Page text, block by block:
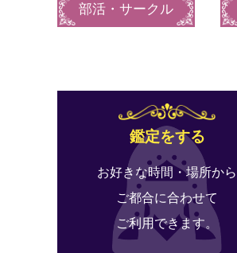
部活・サークル
鑑定をする
お好きな時間・場所から
ご都合に合わせて
ご利用できます。